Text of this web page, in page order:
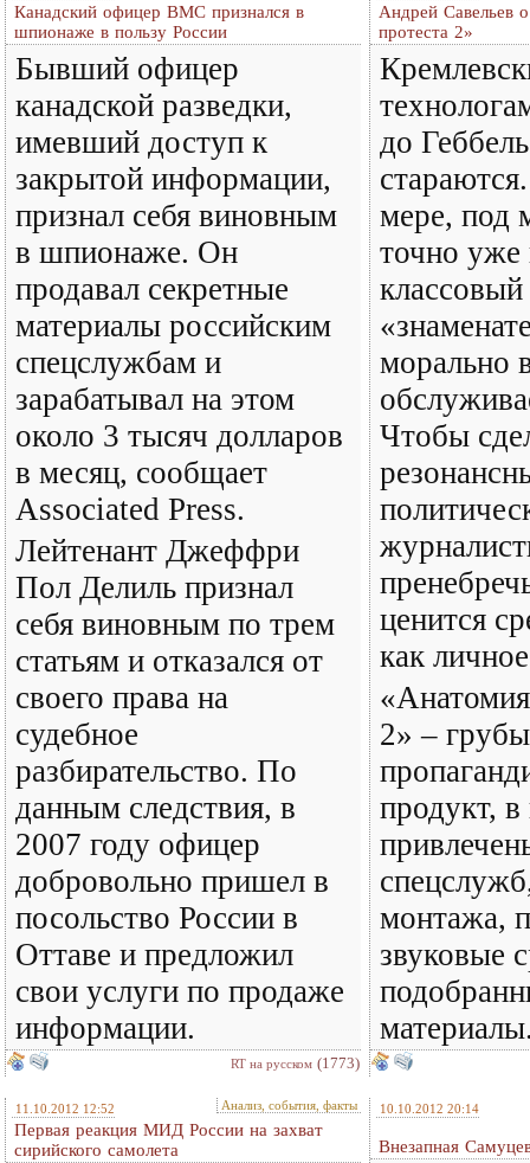
Канадский офицер ВМС признался в
шпионаже в пользу России
Бывший офицер
канадской разведки,
имевший доступ к
закрытой информации,
признал себя виновным
в шпионаже. Он
продавал секретные
материалы российским
спецслужбам и
зарабатывал на этом
около 3 тысяч долларов
в месяц, сообщает
Associated Press.
Лейтенант Джеффри
Пол Делиль признал
себя виновным по трем
статьям и отказался от
своего права на
судебное
разбирательство. По
данным следствия, в
2007 году офицер
добровольно пришел в
посольство России в
Оттаве и предложил
свои услуги по продаже
информации.
RT на русском (1773)
Андрей Савельев
протеста 2»
до
мере, под
точно уже
классовый
морально
Чтобы
ценится
как
2» –
продукт,
монтажа,
звуковые
11.10.2012 12:52 Анализ, события, факты
Первая реакция МИД России на захват
сирийского самолета
10.10.2012 20:14
Внезапная